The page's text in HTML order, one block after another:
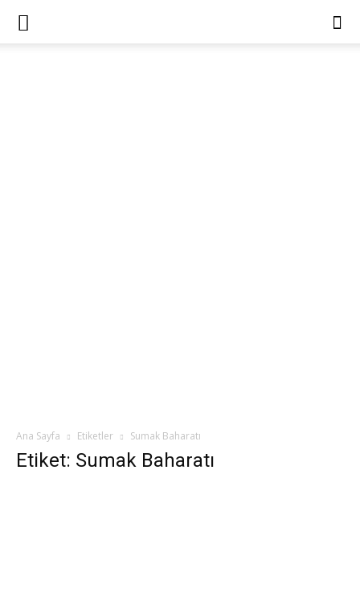
Ana Sayfa Etiketler Sumak Baharatı
Etiket: Sumak Baharatı